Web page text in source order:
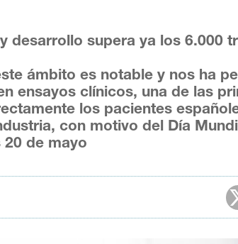
desarrollo supera ya los 6.000
ámbito es notable y nos ha
ensayos clínicos, una de las
los pacientes
con motivo del Día
de mayo